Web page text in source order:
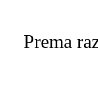
Prema